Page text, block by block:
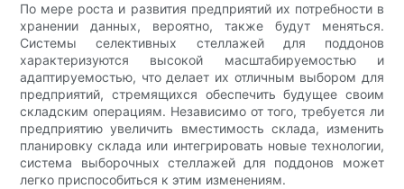
По мере роста и развития предприятий их потребности в
хранении данных, вероятно, также будут меняться.
Системы селективных стеллажей для поддонов
характеризуются высокой масштабируемостью и
адаптируемостью, что делает их отличным выбором для
предприятий, стремящихся обеспечить будущее своим
складским операциям. Независимо от того, требуется ли
предприятию увеличить вместимость склада, изменить
планировку склада или интегрировать новые технологии,
система выборочных стеллажей для поддонов может
легко приспособиться к этим изменениям.